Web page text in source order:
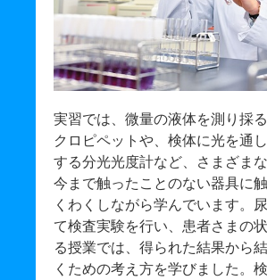
実習では、微量の液体を測り採
クロピペットや、検体に光を通
する分光光度計など、さまざま
今まで触ったことのない器具に
くわくしながら学んでいます。
て検査実験を行い、患者さまの
る授業では、得られた結果から
くための考え方を学びました。